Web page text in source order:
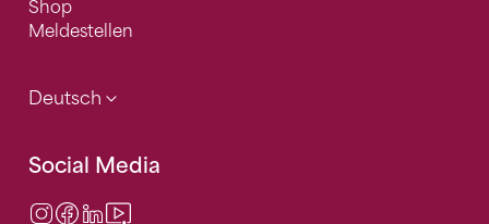
Shop
Meldestellen
Deutsch
Social Media
Instagram
Facebook
LinkedIn